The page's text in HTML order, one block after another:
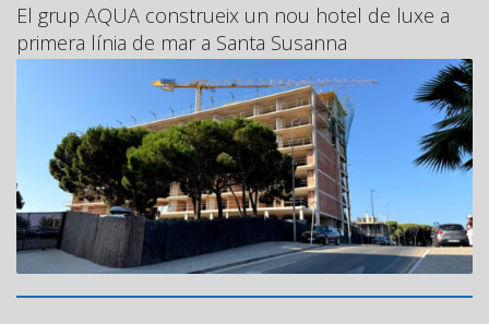
El grup AQUA construeix un nou hotel de luxe a
primera línia de mar a Santa Susanna